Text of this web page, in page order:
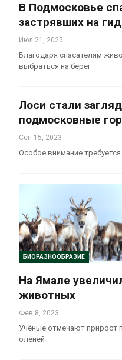
В Подмосковье
застрявших на
Июл 21, 2025
Благодаря спасателям
выбраться на берег
Лоси стали
подмосковные
Сен 15, 2023
Особое внимание
БИОРАЗНООБРАЗИЕ
На Ямале
животных
Фев 8, 2023
Учёные отмечают прирост
оленей